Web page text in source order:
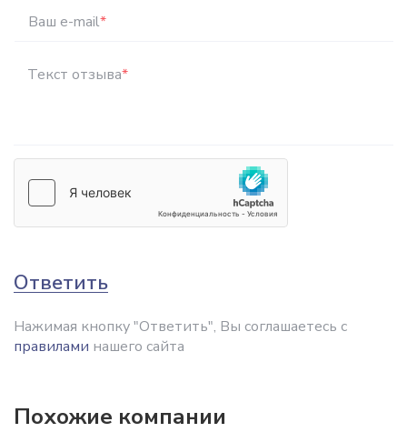
Ваш e-mail*
Текст отзыва*
Ответить
Нажимая кнопку "Ответить", Вы соглашаетесь с
правилами нашего сайта
Похожие компании